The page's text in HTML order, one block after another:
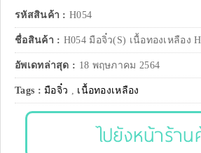
รหัสสินค้า : H054
ชื่อสินค้า : H054 มือจิ๋ว(S) เนื้อทองเหลือง
อัพเดทล่าสุด : 18 พฤษภาคม 2564
Tags :มือจิ๋ว , เนื้อทองเหลือง
ไปยังหน้าร้าน